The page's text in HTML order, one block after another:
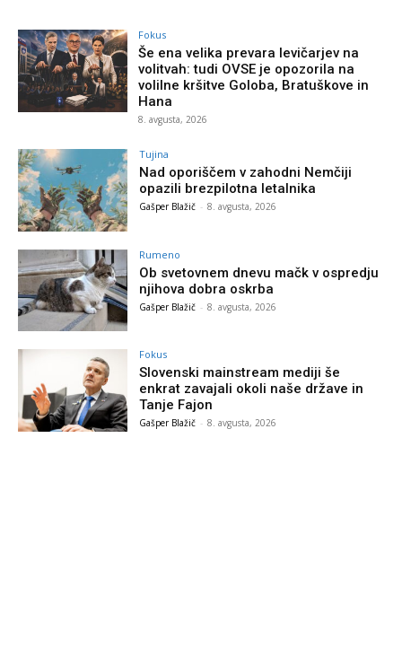
Fokus
Še ena velika prevara levičarjev na
volitvah: tudi OVSE je opozorila na
volilne kršitve Goloba, Bratuškove in
Hana
8. avgusta, 2026
Tujina
Nad oporiščem v zahodni Nemčiji
opazili brezpilotna letalnika
Gašper Blažič - 8. avgusta, 2026
Rumeno
Ob svetovnem dnevu mačk v ospredju
njihova dobra oskrba
Gašper Blažič - 8. avgusta, 2026
Fokus
Slovenski mainstream mediji še
enkrat zavajali okoli naše države in
Tanje Fajon
Gašper Blažič - 8. avgusta, 2026